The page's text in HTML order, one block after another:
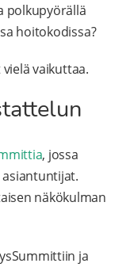
polkupyörällä
hoitokodissa?
vaikuttaa.
, jossa
näkökulman
ja